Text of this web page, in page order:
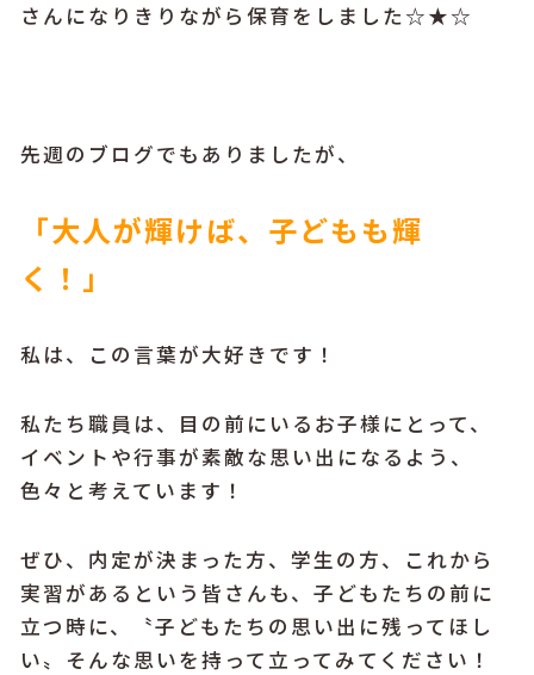
さんになりきりながら保育をしました☆★☆
先週のブログでもありましたが、
「大人が輝けば、子どもも輝
く！」
私は、この言葉が大好きです！
私たち職員は、目の前にいるお子様にとって、
イベントや行事が素敵な思い出になるよう、
色々と考えています！
ぜひ、内定が決まった方、学生の方、これから
実習があるという皆さんも、子どもたちの前に
立つ時に、〝子どもたちの思い出に残ってほし
い〟そんな思いを持って立ってみてください！